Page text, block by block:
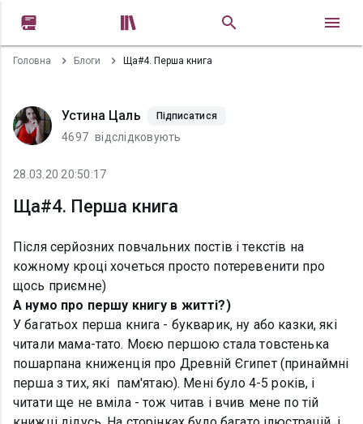
 
Головна Блоги Ща#4. Перша книга
Устина Цаль Підписатися
4697 відслідковують
28.03.20 20:50:17
Ща#4. Перша книга
Після серйозних повчальних постів і текстів на
кожному кроці хочеться просто потеревенити про
щось приємне)
А нумо про першу книгу в житті?)
У багатьох перша книга - букварик, ну або казки, які
читали мама-тато. Моєю першою стала товстенька
пошарпана книженція про Древній Єгипет (принаймні
перша з тих, які пам'ятаю). Мені було 4-5 років, і
читати ще не вміла - тож читав і вчив мене по тій